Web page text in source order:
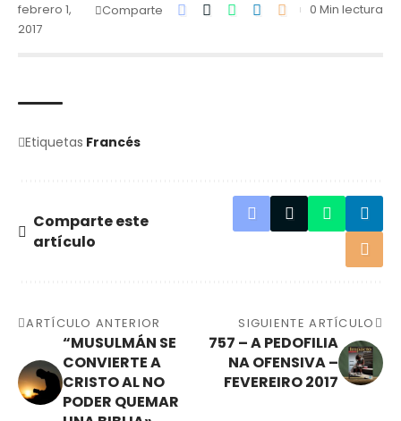
febrero 1,
2017
Comparte 0 Min lectura
Etiquetas Francés
Comparte este
artículo
ARTÍCULO ANTERIOR
“MUSULMÁN SE
CONVIERTE A
CRISTO AL NO
PODER QUEMAR
SIGUIENTE ARTÍCULO
757 – A PEDOFILIA
NA OFENSIVA –
FEVEREIRO 2017